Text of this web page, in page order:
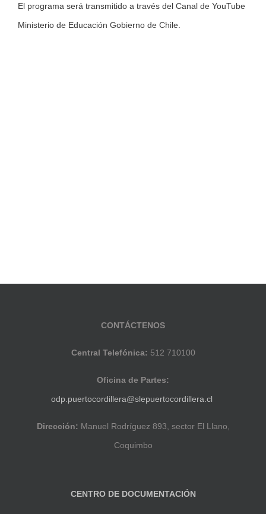
El programa será transmitido a través del Canal de YouTube
Ministerio de Educación Gobierno de Chile.
CONTÁCTENOS
Central Telefónica: 512 710100
Oficina de Partes:
odp.puertocordillera@slepuertocordillera.cl
Dirección: Manuel Rodríguez 893, sector El Llano,
Coquimbo
CENTRO DE DOCUMENTACIÓN